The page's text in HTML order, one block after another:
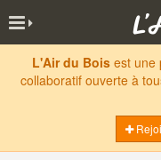
L'Air du Boisest une
collaboratif ouverte à